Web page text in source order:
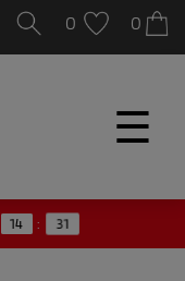
0 0
☰
14 : 31